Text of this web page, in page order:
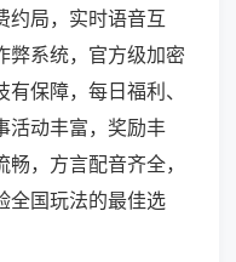
约局，实时语音互
弊系统，官方级加密
保障，每日福利、
活动丰富，奖励丰
，方言配音齐全，
全国玩法的最佳选